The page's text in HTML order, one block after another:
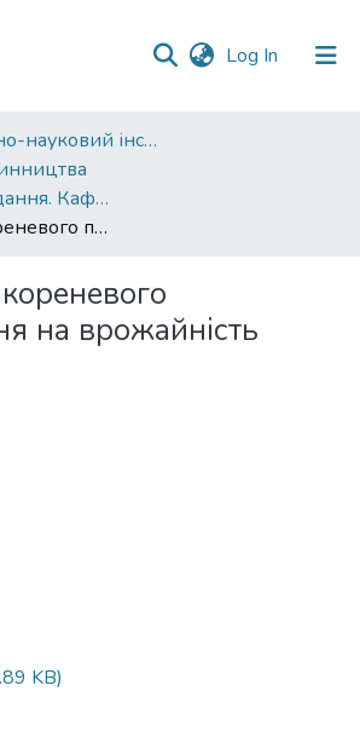
Log In (current)
Навчально-науковий інститут агротехнологій, селекції та екології
Друковані видання. Кафедра рослинництва
Вплив позакореневого підживлення на врожайність соняшнику
на врожайність
KB)